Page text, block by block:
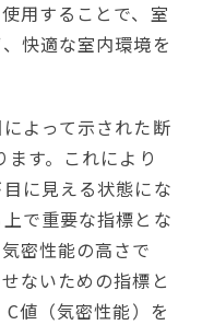
用することで、室
快適な室内環境を
よって示された断
す。これにより
に見える状態にな
で重要な指標とな
密性能の高さで
ないための指標と
値（気密性能）を